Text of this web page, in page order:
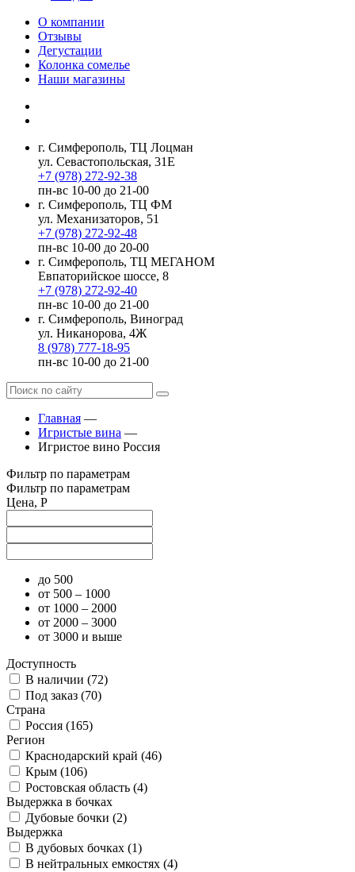
О компании
Отзывы
Дегустации
Колонка сомелье
Наши магазины
г. Симферополь, ТЦ Лоцман
ул. Севастопольская, 31Е
+7 (978) 272-92-38
пн-вс 10-00 до 21-00
г. Симферополь, ТЦ ФМ
ул. Механизаторов, 51
+7 (978) 272-92-48
пн-вс 10-00 до 20-00
г. Симферополь, ТЦ МЕГАНОМ
Евпаторийское шоссе, 8
+7 (978) 272-92-40
пн-вс 10-00 до 21-00
г. Симферополь, Виноград
ул. Никанорова, 4Ж
8 (978) 777-18-95
пн-вс 10-00 до 21-00
Главная —
Игристые вина —
Игристое вино Россия
Фильтр по параметрам
Фильтр по параметрам
Цена, Р
до 500
от 500 – 1000
от 1000 – 2000
от 2000 – 3000
от 3000 и выше
Доступность
В наличии (72)
Под заказ (70)
Страна
Россия (165)
Регион
Краснодарский край (46)
Крым (106)
Ростовская область (4)
Выдержка в бочках
Дубовые бочки (2)
Выдержка
В дубовых бочках (1)
В нейтральных емкостях (4)